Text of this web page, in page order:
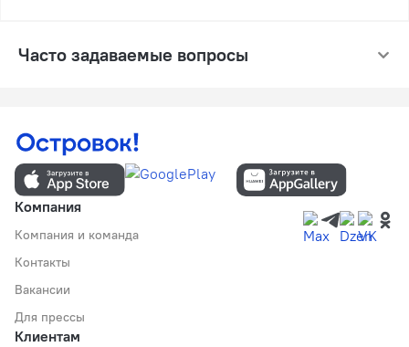
Часто задаваемые вопросы
Компания
Компания и команда
Контакты
Вакансии
Для прессы
Клиентам